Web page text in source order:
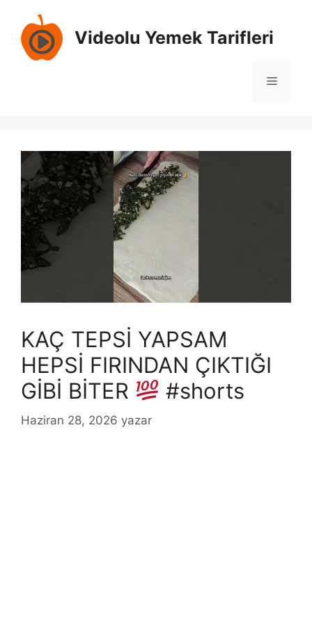
Videolu Yemek Tarifleri
Menü
KAÇ TEPSİ YAPSAM
HEPSİ FIRINDAN ÇIKTIĞI
GİBİ BİTER
#shorts
Haziran 28, 2026 yazar